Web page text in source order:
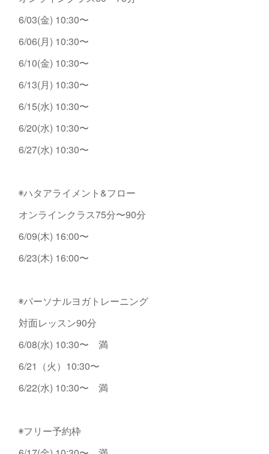
6/03(金) 10:30〜
6/06(月) 10:30〜
6/10(金) 10:30〜
6/13(月) 10:30〜
6/15(水) 10:30〜
6/20(水) 10:30〜
6/27(水) 10:30〜
◉ハタアライメント&フロー
オンラインクラス75分〜90分
6/09(木) 16:00〜
6/23(木) 16:00〜
◉パーソナルヨガトレーニング
対面レッスン90分
6/08(水) 10:30〜 満
6/21（火）10:30〜
6/22(水) 10:30〜 満
◉フリー予約枠